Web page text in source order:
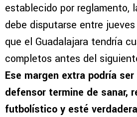
establecido por reglamento,
debe disputarse entre
que el Guadalajara tendría
completos antes del
Ese margen extra podría
defensor termine de sanar,
futbolístico y esté